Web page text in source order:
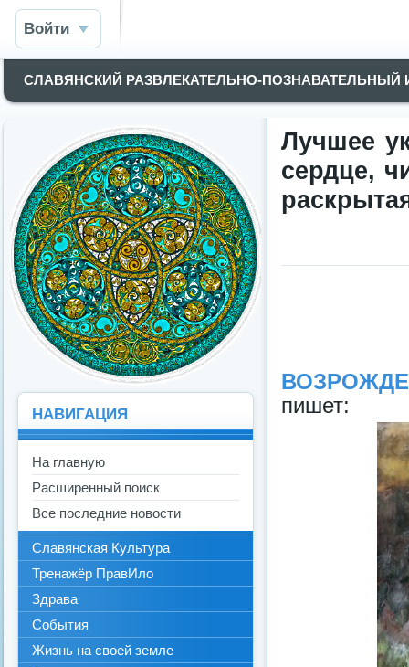
Войти
СЛАВЯНСКИЙ РАЗВЛЕКАТЕЛЬНО-
Лучшее
сердце,
пишет:
НАВИГАЦИЯ
На главную
Расширенный поиск
Все последние новости
Славянская Культура
Тренажёр ПравИло
Здрава
События
Жизнь на своей земле